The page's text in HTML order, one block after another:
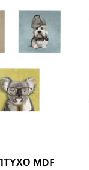
MDF